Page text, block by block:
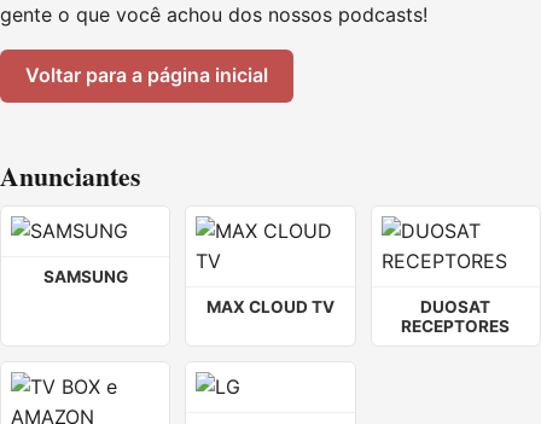
gente o que você achou dos nossos podcasts!
Voltar para a página inicial
Anunciantes
SAMSUNG
MAX CLOUD TV
DUOSAT
RECEPTORES